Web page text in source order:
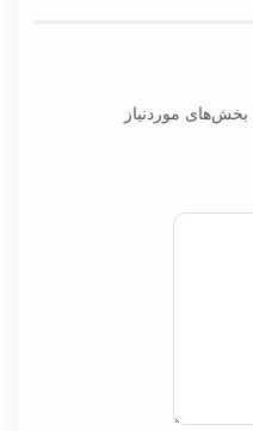
بخش‌های موردنیاز